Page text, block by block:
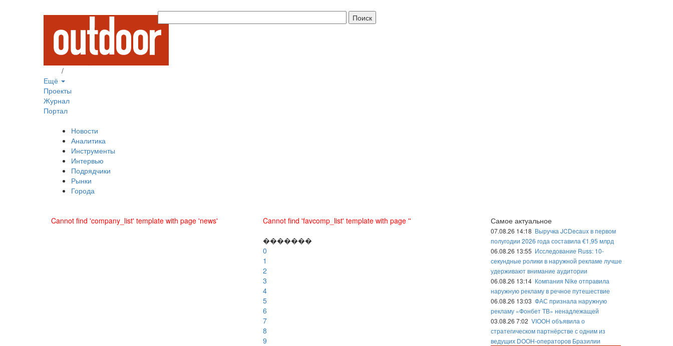
/
Ещё
Проекты
Журнал
Портал
Новости
Аналитика
Инструменты
Интервью
Подрядчики
Рынки
Города
Cannot find 'company_list' template with page 'news'
Cannot find 'favcomp_list' template with page ''
�������
0
1
2
3
4
5
6
7
8
9
Самое актуальное
07.08.26 14:18 Выручка JCDecaux в первом
полугодии 2026 года составила €1,95 млрд
06.08.26 13:55 Исследование Russ: 10-
секундные ролики в наружной рекламе лучше
удерживают внимание аудитории
06.08.26 13:14 Компания Nike отправила
наружную рекламу в речное путешествие
06.08.26 13:03 ФАС признала наружную
рекламу «Фонбет ТВ» ненадлежащей
03.08.26 7:02 VIOOH объявила о
стратегическом партнёрстве с одним из
ведущих DOOH-операторов Бразилии